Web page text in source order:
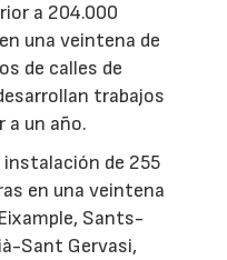
a 204.000
una veintena de
de calles de
trabajos
a un año.
de 255
en una veintena
Sants-
Sant Gervasi,